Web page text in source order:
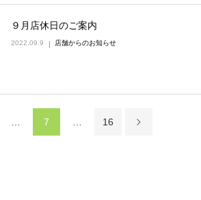
９月店休日のご案内
2022.09.9 店舗からのお知らせ
7 16